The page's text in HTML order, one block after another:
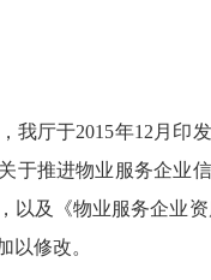
厅于2015年12月印发
于推进物业服务企业
以及《物业服务企业
以修改。